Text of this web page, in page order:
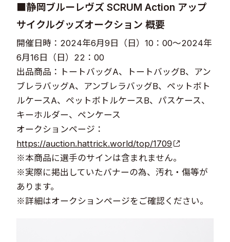
■静岡ブルーレヴズ SCRUM Action アップ
サイクルグッズオークション 概要
開催日時：2024年6月9日（日）10：00～2024年
6月16日（日）22：00
出品商品：トートバッグA、トートバッグB、アン
ブレラバッグA、アンブレラバッグB、ペットボト
ルケースA、ペットボトルケースB、パスケース、
キーホルダー、ペンケース
オークションページ：
https://auction.hattrick.world/top/1709
※本商品に選手のサインは含まれません。
※実際に掲出していたバナーの為、汚れ・傷等が
あります。
※詳細はオークションページをご確認ください。